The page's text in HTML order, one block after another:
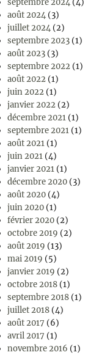
septembre 2024 (4)
août 2024 (3)
juillet 2024 (2)
septembre 2023 (1)
août 2023 (3)
septembre 2022 (1)
août 2022 (1)
juin 2022 (1)
janvier 2022 (2)
décembre 2021 (1)
septembre 2021 (1)
août 2021 (1)
juin 2021 (4)
janvier 2021 (1)
décembre 2020 (3)
août 2020 (4)
juin 2020 (1)
février 2020 (2)
octobre 2019 (2)
août 2019 (13)
mai 2019 (5)
janvier 2019 (2)
octobre 2018 (1)
septembre 2018 (1)
juillet 2018 (4)
août 2017 (6)
avril 2017 (1)
novembre 2016 (1)